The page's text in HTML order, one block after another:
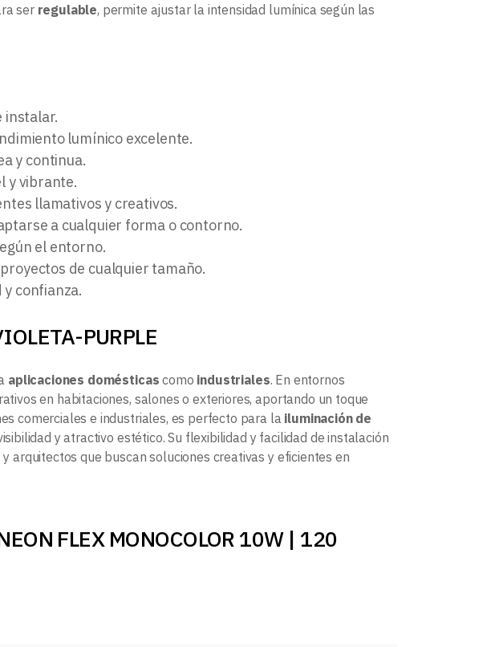
ser regulable, permite ajustar la intensidad lumínica según las
instalar.
lumínico excelente.
y continua.
y vibrante.
llamativos y creativos.
a cualquier forma o contorno.
el entorno.
de cualquier tamaño.
confianza.
PURPLE
aplicaciones domésticas como industriales. En entornos
en habitaciones, salones o exteriores, aportando un toque
comerciales e industriales, es perfecto para la iluminación de
y atractivo estético. Su flexibilidad y facilidad de instalación
arquitectos que buscan soluciones creativas y eficientes en
FLEX MONOCOLOR 10W | 120